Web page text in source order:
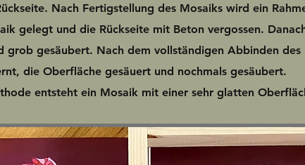
Nach Fertigstellung des Mosaiks wird ein
gelegt und die Rückseite mit Beton vergossen.
grob gesäubert. Nach dem vollständigen Abbinden
die Oberfläche gesäuert und nochmals gesäubert.
entsteht ein Mosaik mit einer sehr glatten